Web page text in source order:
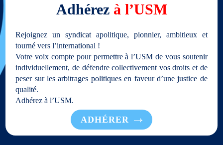
Adhérezà l’USM
Rejoignez un syndicat apolitique, pionnier, ambitieux et
tourné vers l’international !
Votre voix compte pour permettre à l’USM de vous soutenir
individuellement, de défendre collectivement vos droits et de
peser sur les arbitrages politiques en faveur d’une justice de
qualité.
Adhérez à l’USM.
ADHÉRER